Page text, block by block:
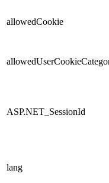
allowedCookie
ASP.NET_SessionId
lang